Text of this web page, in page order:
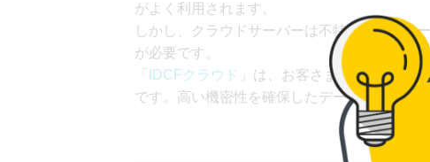
がよく利用されます。
しかし、クラウドサーバーは不特定多数のユ
が必要です。
IDCFクラウド
」は、お客さまごとにVLAN
です。高い機密性を確保したデータの管理が